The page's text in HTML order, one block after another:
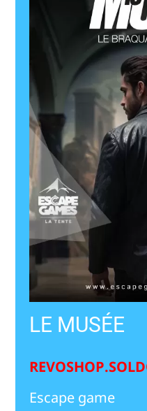
LE MUSÉE
Escape game